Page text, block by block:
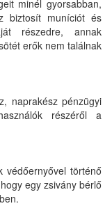
minél gyorsabban,
biztosít muníciót és
részedre, annak
erők nem találnak
naprakész pénzügyi
részéről a
védőernyővel történő
egy zsivány bérlő